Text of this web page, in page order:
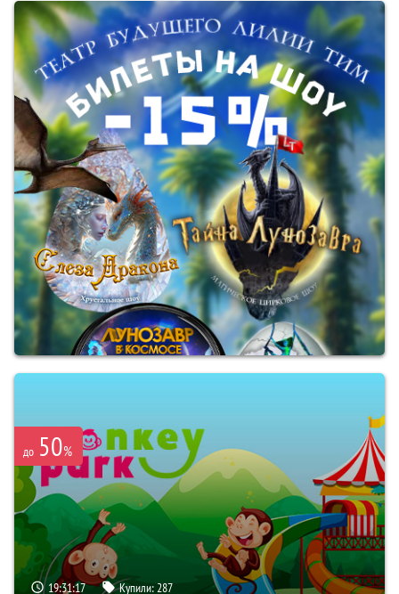
до 50%
19:31:16 Купили:287